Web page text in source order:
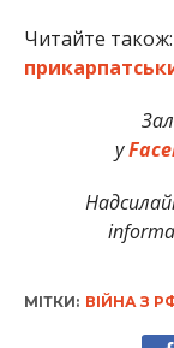
Читайте також:
у
МІТКИ: ВІЙНА З